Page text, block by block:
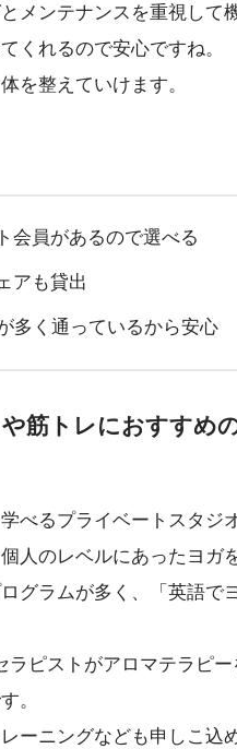
メンテナンスを重視して
くれるので安心ですね。
を整えていけます。
会員があるので選べる
アも貸出
多く通っているから安心
筋トレにおすすめ
べるプライベートスタジ
人のレベルにあったヨガ
グラムが多く、「英語で
ラピストがアロマテラピ
。
ーニングなども申しこ込